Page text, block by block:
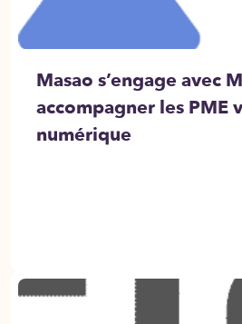
Masao s’engage avec
accompagner les PME
numérique